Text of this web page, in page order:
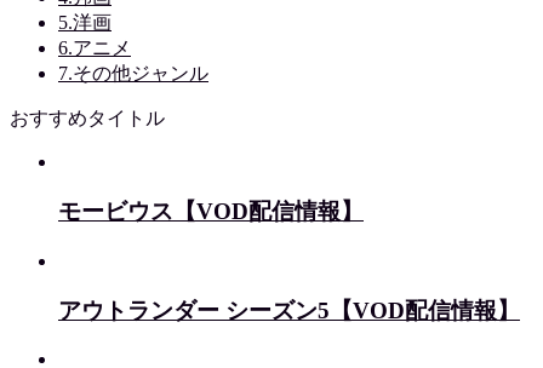
5.洋画
6.アニメ
7.その他ジャンル
おすすめタイトル
モービウス【VOD配信情報】
アウトランダー シーズン5【VOD配信情報】